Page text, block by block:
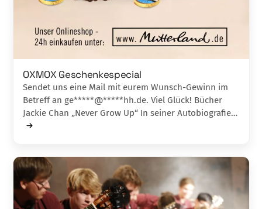
OXMOX Geschenkespecial
Sendet uns eine Mail mit eurem Wunsch-Gewinn im
Betreff an ge*****@*****hh.de. Viel Glück! Bücher
Jackie Chan „Never Grow Up“ In seiner Autobiografie…